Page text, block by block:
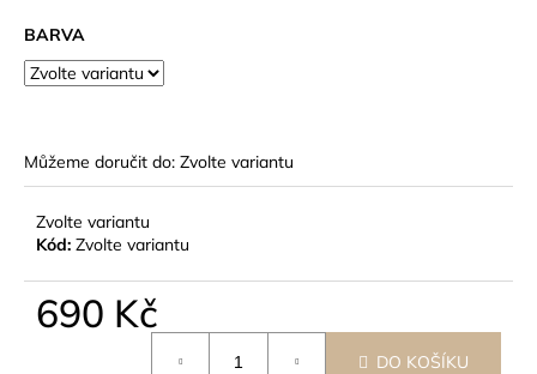
BARVA
Můžeme doručit do: Zvolte variantu
Zvolte variantu
Kód: Zvolte variantu
690 Kč
DO KOŠÍKU
e
m
e